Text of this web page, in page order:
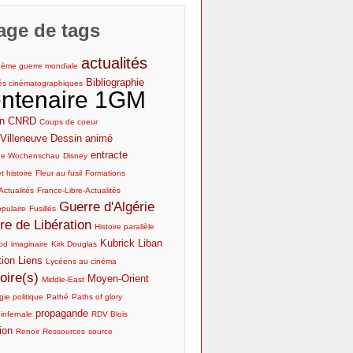
Interroger le contexte de
Envisager le contexte de
distribution et de diffusion
Cinéma et 1GM : l’actualité du net,
Cinéma et 1GM : l’actualité de la
presse et des revues
dans la guerre d'Algérie
de tags
guerre mondiale actualités
cinématographiques Bibliographie
1GM
CNRD Coups de coeur
Dessin animé
Wochenschau Disney entracte
histoire Fleur au fusil Formations
France-Libre-Actualités
Fusillés Guerre d'Algérie
de Libération Histoire parallèle
imaginaire Kirk Douglas Kubrick
Liban
Liens Lycéens au cinéma
Middle-East Moyen-Orient
politique Pathé Paths of glory
propagande RDV Blois
Renoir Ressources source